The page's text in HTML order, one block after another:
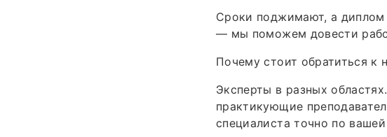
Сроки поджимают, а диплом
— мы поможем довести
Почему стоит обратиться к
Эксперты в разных
практикующие
специалиста точно по